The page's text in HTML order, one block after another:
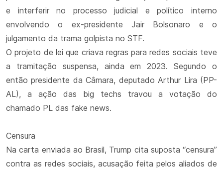
e interferir no processo judicial e político interno
envolvendo o ex-presidente Jair Bolsonaro e o
julgamento da trama golpista no STF.
O projeto de lei que criava regras para redes sociais teve
a tramitação suspensa, ainda em 2023. Segundo o
então presidente da Câmara, deputado Arthur Lira (PP-
AL), a ação das big techs travou a votação do
chamado PL das fake news.
Censura
Na carta enviada ao Brasil, Trump cita suposta “censura”
contra as redes sociais, acusação feita pelos aliados de